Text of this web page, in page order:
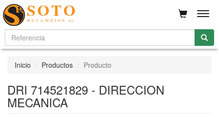
Inicio Productos Producto
DRI 714521829 - DIRECCION
MECANICA